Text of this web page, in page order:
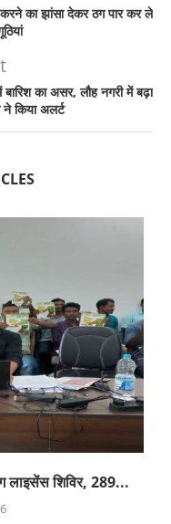
का झांसा देकर ठग पार कर ले
का असर, लौह नगरी में बढ़ा
किया अलर्ट
लाइसेंस शिविर, 289...